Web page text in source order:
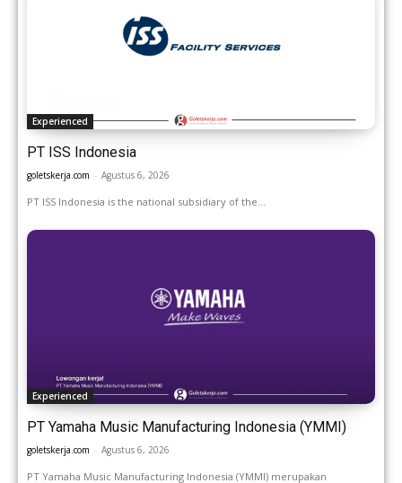
Experienced
PT ISS Indonesia
goletskerja.com - Agustus 6, 2026
PT ISS Indonesia is the national subsidiary of the...
Experienced
PT Yamaha Music Manufacturing Indonesia (YMMI)
goletskerja.com - Agustus 6, 2026
PT Yamaha Music Manufacturing Indonesia (YMMI) merupakan